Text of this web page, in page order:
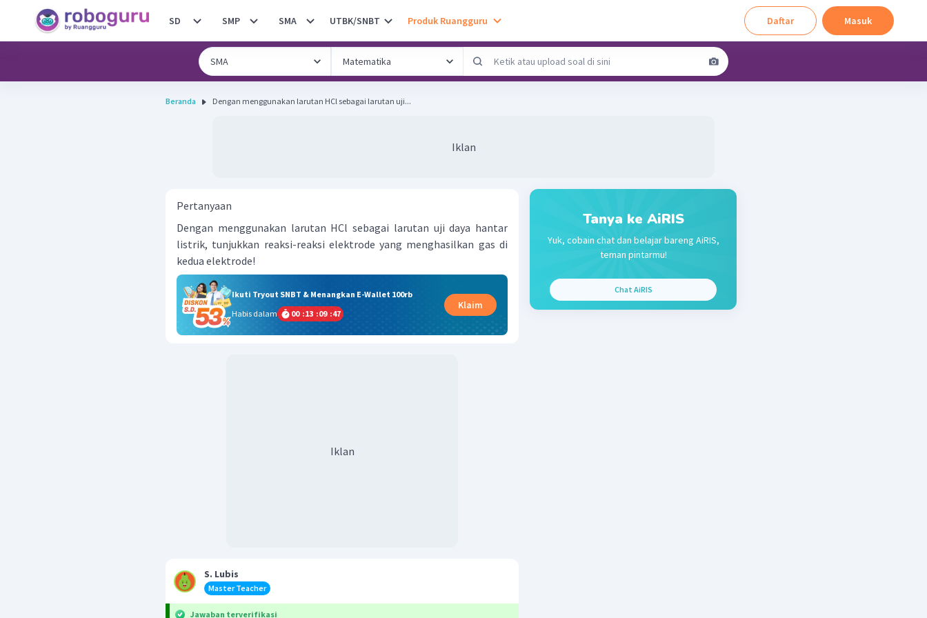
SD SMP SMA UTBK/SNBT Produk Ruangguru Daftar Masuk
Beranda Dengan menggunakan larutan HCl sebagai larutan uji...
Iklan
Pertanyaan
Dengan menggunakan larutan HCl sebagai larutan uji daya hantar
listrik, tunjukkan reaksi-reaksi elektrode yang menghasilkan gas di
kedua elektrode!
Ikuti Tryout SNBT & Menangkan E-Wallet 100rb
Habis dalam
00 :13 :09 :46
Klaim
Iklan
S. Lubis
Master Teacher
Jawaban terverifikasi
Tanya ke AiRIS
Yuk, cobain chat dan belajar bareng AiRIS,
teman pintarmu!
Chat AiRIS